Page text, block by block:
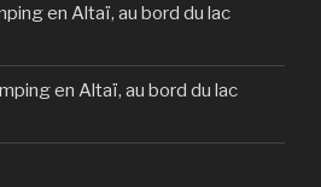
en Altaï, au bord du lac
en Altaï, au bord du lac